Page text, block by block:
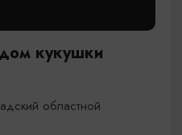
кукушки
областной